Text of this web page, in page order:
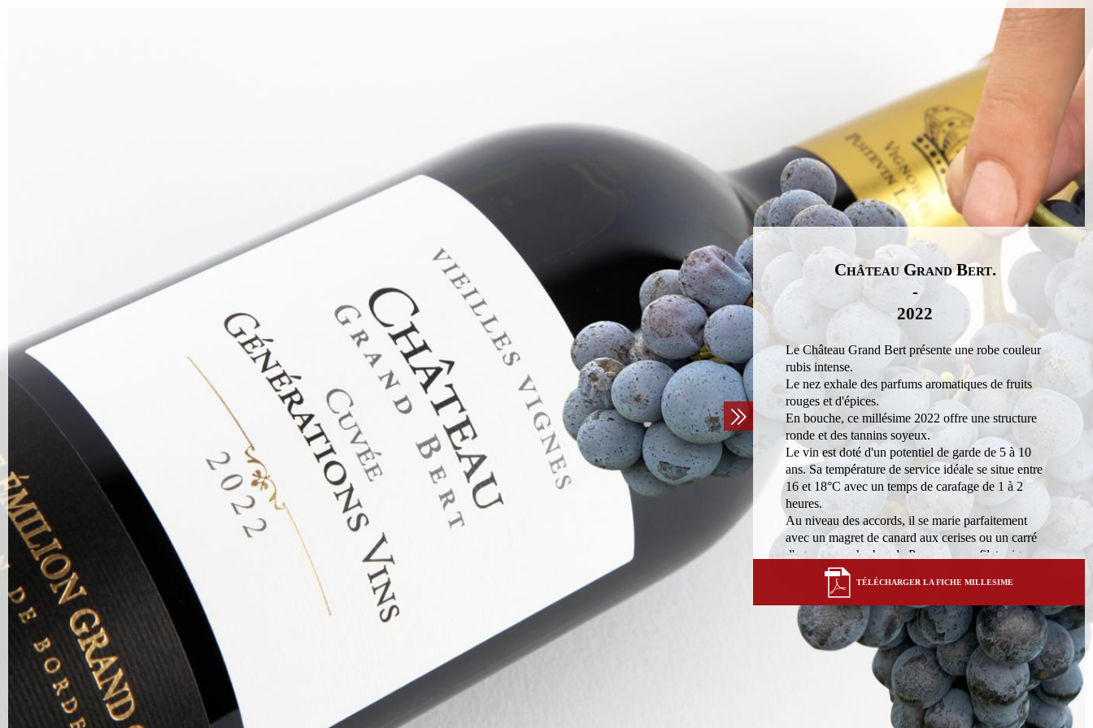
Château Grand Bert.
-
2022
Le Château Grand Bert présente une robe couleur
rubis intense.
Le nez exhale des parfums aromatiques de fruits
rouges et d'épices.
En bouche, ce millésime 2022 offre une structure
ronde et des tannins soyeux.
Le vin est doté d'un potentiel de garde de 5 à 10
ans. Sa température de service idéale se situe entre
16 et 18°C avec un temps de carafage de 1 à 2
heures.
Au niveau des accords, il se marie parfaitement
avec un magret de canard aux cerises ou un carré
d'agneau aux herbes de Provence, un filet mignon
de boeuf avec une sauce au vin rouge ou encore
des cèpes poêlés.TÉLÉCHARGER LA FICHE MILLESIME